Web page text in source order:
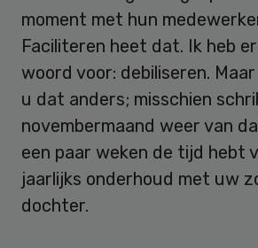
moment met hun
Faciliteren heet dat. Ik heb
woord voor: debiliseren.
u dat anders; misschien
novembermaand weer van
een paar weken de tijd hebt
jaarlijks onderhoud met uw
dochter.